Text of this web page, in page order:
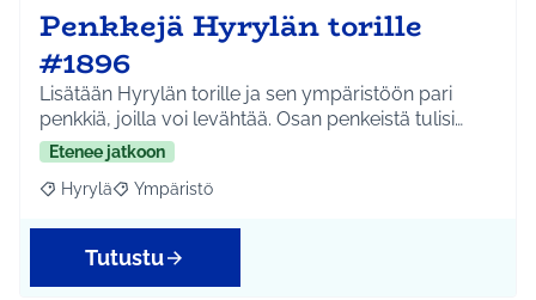
Penkkejä Hyrylän torille
#1896
Lisätään Hyrylän torille ja sen ympäristöön pari
penkkiä, joilla voi levähtää. Osan penkeistä tulisi…
Etenee jatkoon
Rajaa tulokset aihepiirin mukaan: Hyrylä
Hyrylä Rajaa tulokset teeman mukaan: Ympäristö
Ympäristö
Tutustu